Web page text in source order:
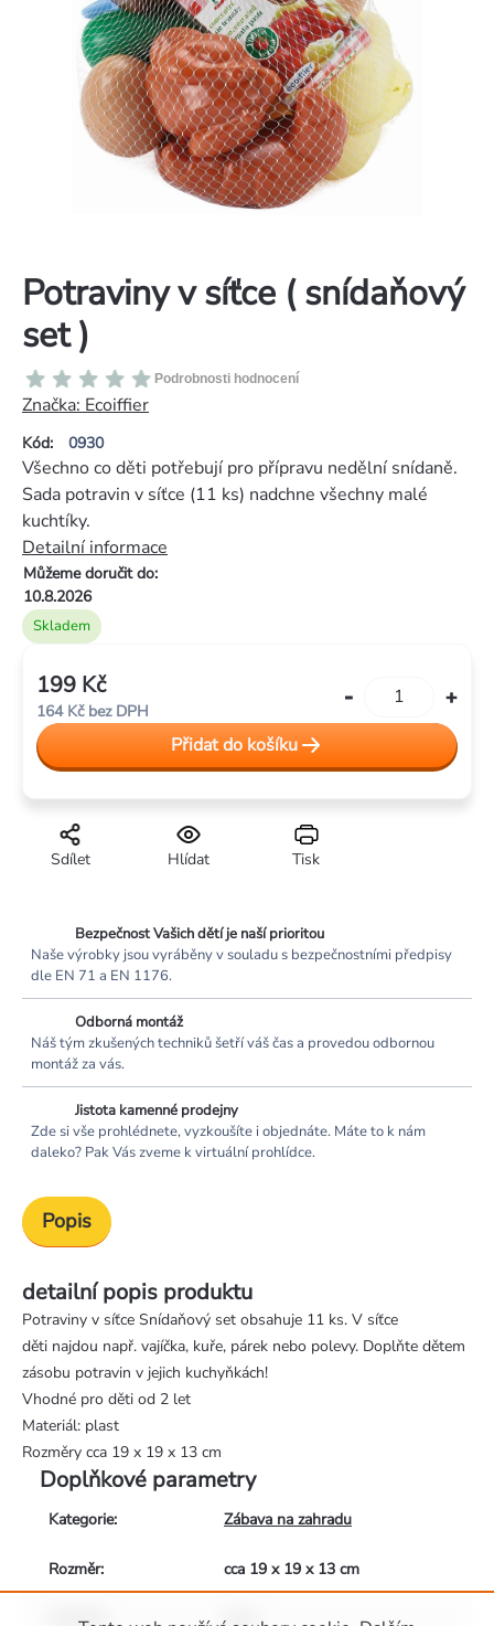
Potraviny v síťce ( snídaňový
set )
Kód: 0930
Průměrné
hodnocení
produktu
je
0,0
z
5
hvězdiček.
Podrobnosti hodnocení
Značka: Ecoiffier
Skladem
Můžeme doručit do:
10.8.2026
Všechno co děti potřebují pro přípravu nedělní snídaně.
Sada potravin v síťce (11 ks) nadchne všechny malé
kuchtíky.
Detailní informace
Tisk
Hlídat
Sdílet
199 Kč
164 Kč bez DPH
cena:
Přidat do košíku
Bezpečnost Vašich dětí je naší prioritou
Naše výrobky jsou vyráběny v souladu s bezpečnostními předpisy
dle EN 71 a EN 1176.
Odborná montáž
Náš tým zkušených techniků šetří váš čas a provedou odbornou
montáž za vás.
Jistota kamenné prodejny
Zde si vše prohlédnete, vyzkoušíte i objednáte. Máte to k nám
daleko? Pak Vás zveme k virtuální prohlídce.
Popis
detailní popis produktu
Potraviny v síťce Snídaňový set obsahuje 11 ks. V síťce
děti najdou např. vajíčka, kuře, párek nebo polevy. Doplňte dětem
zásobu potravin v jejich kuchyňkách!
Vhodné pro děti od 2 let
Materiál: plast
Rozměry cca 19 x 19 x 13 cm
Doplňkové parametry
Kategorie: Zábava na zahradu
Rozměr: cca 19 x 19 x 13 cm
Materiál plast